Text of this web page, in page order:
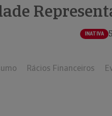
e Monitorização de
| Estudos e
INATIVA
Rácios Financeiros